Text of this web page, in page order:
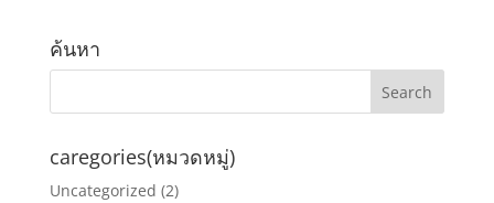
ค้นหา
caregories(หมวดหมู่)
Uncategorized (2)